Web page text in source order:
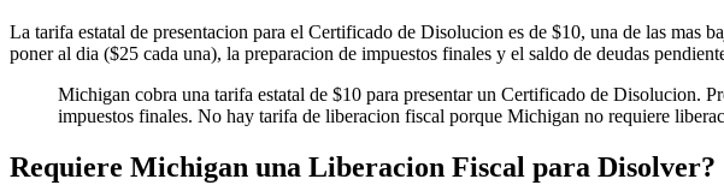
La tarifa estatal de presentacion para el Certificado de Disolucion es de $10, una de las mas
poner al dia ($25 cada una), la preparacion de impuestos finales y el saldo de deudas
Michigan cobra una tarifa estatal de $10 para presentar un Certificado de Disolucion.
impuestos finales. No hay tarifa de liberacion fiscal porque Michigan no requiere
Requiere Michigan una Liberacion Fiscal para Disolver?